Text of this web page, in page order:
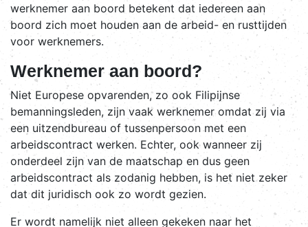
werknemer aan boord betekent dat iedereen aan
boord zich moet houden aan de arbeid- en rusttijden
voor werknemers.
Werknemer aan boord?
Niet Europese opvarenden, zo ook Filipijnse
bemanningsleden, zijn vaak werknemer omdat zij via
een uitzendbureau of tussenpersoon met een
arbeidscontract werken. Echter, ook wanneer zij
onderdeel zijn van de maatschap en dus geen
arbeidscontract als zodanig hebben, is het niet zeker
dat dit juridisch ook zo wordt gezien.
Er wordt namelijk niet alleen gekeken naar het